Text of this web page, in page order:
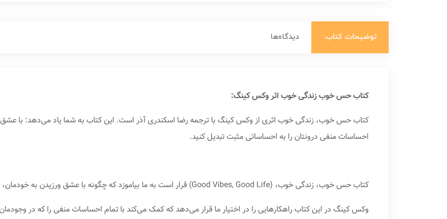
توضیحات کتاب: دیدگاه‌ها
کتاب حس خوب زندگی خوب اثر وکس کینگ:
کتاب حس خوب، زندگی خوب اثری از وکس کینگ با ترجمه رضا اسکندری آذر است. این کتاب به شما یاد می‌دهد: با عشق
احساسات منفی درونتان را به احساساتی مثبت تبدیل کنید.
کتاب حس خوب، زندگی خوب، (Good Vibes, Good Life) قرار است به ما بیاموزد که چگونه با عشق ورزیدن به خودمان، زندگیمان را از این رو به آن کنیم.
وکس کینگ در این کتاب راهکارهایی را در اختیار ما قرار می‌دهد که کمک می‌کند با تمام احساسات منفی را که در